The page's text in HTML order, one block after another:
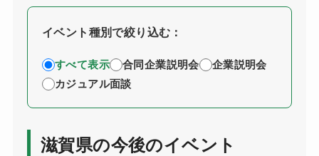
イベント種別で絞り込む：
すべて表示 合同企業説明会
企業説明会
カジュアル面談
滋賀県の今後のイベント